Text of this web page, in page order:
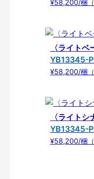
¥58,200/梱（
〈ライトベ
YB13345-
¥58,200/梱（
〈ライトシ
YB13345-
¥58,200/梱（